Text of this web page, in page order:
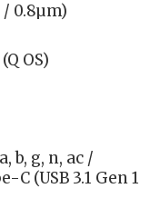
/ 0.8µm)
OS)
b, g, n, ac /
C (USB 3.1 Gen 1